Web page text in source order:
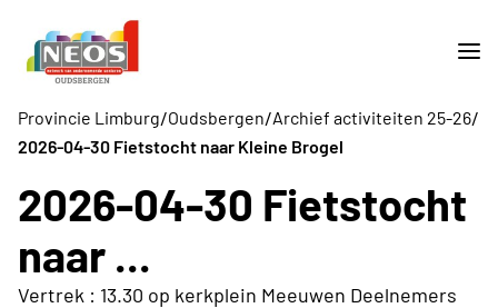
Provincie Limburg/Oudsbergen/Archief activiteiten 25-26/
2026-04-30 Fietstocht naar Kleine Brogel
2026-04-30 Fietstocht
naar ...
Vertrek : 13.30 op kerkplein Meeuwen Deelnemers